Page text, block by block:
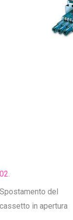
02.
Spostamento del
cassetto in apertura